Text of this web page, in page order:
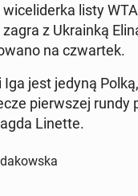
wi­ce­li­der­ka listy
z Ukra­in­ką
na czwar­tek.
jest jedyną
pierw­szej rundy
Linette.